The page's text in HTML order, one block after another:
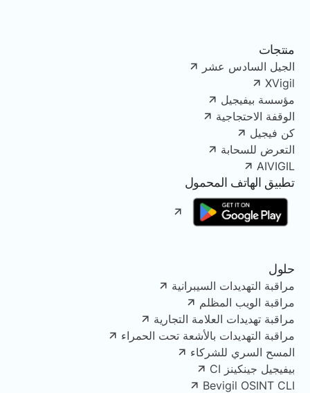
منتجات
الجيل السادس عشر
XVigil
مؤسسة بيفيجيل
الوقفة الاحتجاجية
كن فيجيل
التعرض للسحابة
AIVIGIL
تطبيق الهاتف المحمول
حلول
مراقبة التهديدات السيبرانية
مراقبة الويب المظلم
مراقبة تهديدات العلامة التجارية
مراقبة التهديدات بالأشعة تحت الحمراء
المسح السري للشركاء
بيفيجيل جينكينز CI
Bevigil OSINT CLI